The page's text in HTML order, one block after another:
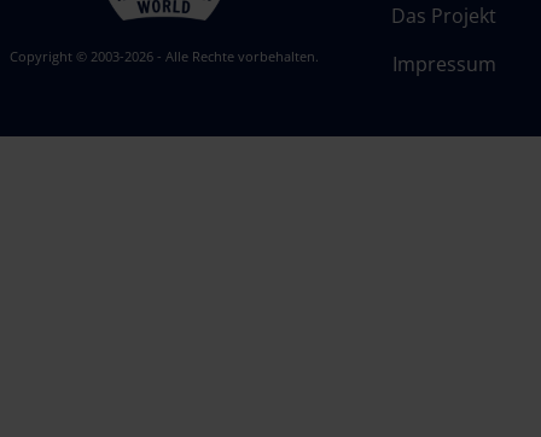
Copyright © 2003-2026 - Alle Rechte vorbehalten.
Das Projekt
Impressum